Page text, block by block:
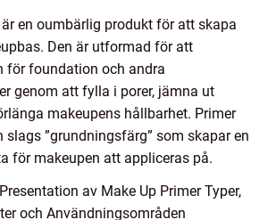
en oumbärlig produkt för att skapa
Den är utformad för att
för foundation och andra
genom att fylla i porer, jämna ut
makeupens hållbarhet. Primer
slags ”grundningsfärg” som skapar en
för makeupen att appliceras på.
av Make Up Primer Typer,
och Användningsområden